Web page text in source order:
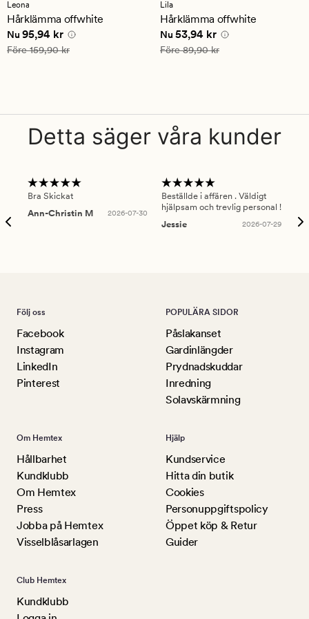
ett
genomsnittligt
betyg
på
4
Leona
Hårklämma offwhite
Nuvarande pris
Nu 95,94 kr
Ordinarie pris 159,90 kr
Före159,90 kr
ett
genomsnittligt
betyg
på
5
Lila
Hårklämma offwhite
Nuvarande pris
Nu 53,94 kr
Ordinarie pris
Före89,90 kr
Detta säger våra kunder
Bra Skickat
Ann-Christin M
2026-07-30
Beställde i affären . Väldigt
hjälpsam och trevlig personal !
Jessie
2026-07-29
Följ oss
Facebook
Instagram
LinkedIn
Pinterest
POPULÄRA SIDOR
Påslakanset
Gardinlängder
Prydnadskuddar
Inredning
Solavskärmning
Om Hemtex
Hållbarhet
Kundklubb
Om Hemtex
Press
Jobba på Hemtex
Visselblåsarlagen
Hjälp
Kundservice
Hitta din butik
Cookies
Personuppgiftspolicy
Öppet köp & Retur
Guider
Club Hemtex
Kundklubb